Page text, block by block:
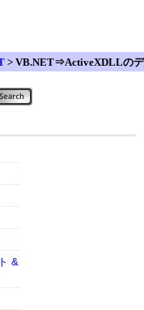
> VB.NET⇒ActiveXDLLのデ
&